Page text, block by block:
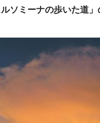
ソミーナの歩いた道」